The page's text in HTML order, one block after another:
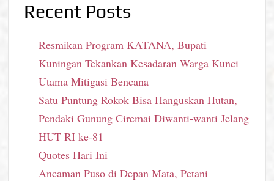
Recent Posts
Resmikan Program KATANA, Bupati
Kuningan Tekankan Kesadaran Warga Kunci
Utama Mitigasi Bencana
Satu Puntung Rokok Bisa Hanguskan Hutan,
Pendaki Gunung Ciremai Diwanti-wanti Jelang
HUT RI ke-81
Quotes Hari Ini
Ancaman Puso di Depan Mata, Petani